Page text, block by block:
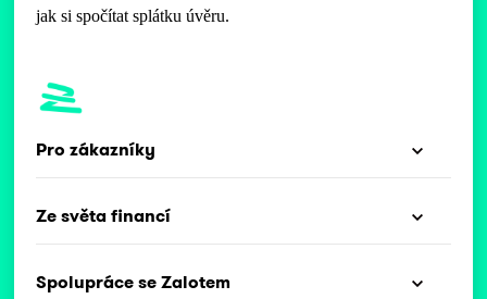
jak si spočítat splátku úvěru.
Pro zákazníky
Ze světa financí
Spolupráce se Zalotem